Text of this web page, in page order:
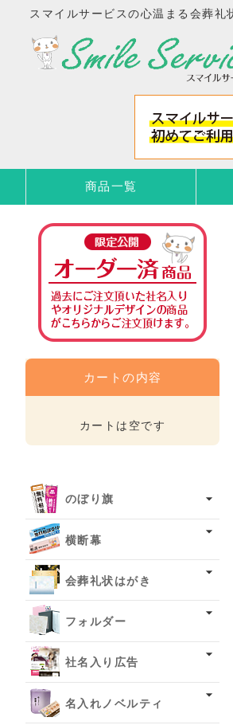
スマイルサービスの心温まる会葬礼
商品一覧
カートの内容
カートは空です
のぼり旗
横断幕
会葬礼状はがき
フォルダー
社名入り広告
名入れノベルティ